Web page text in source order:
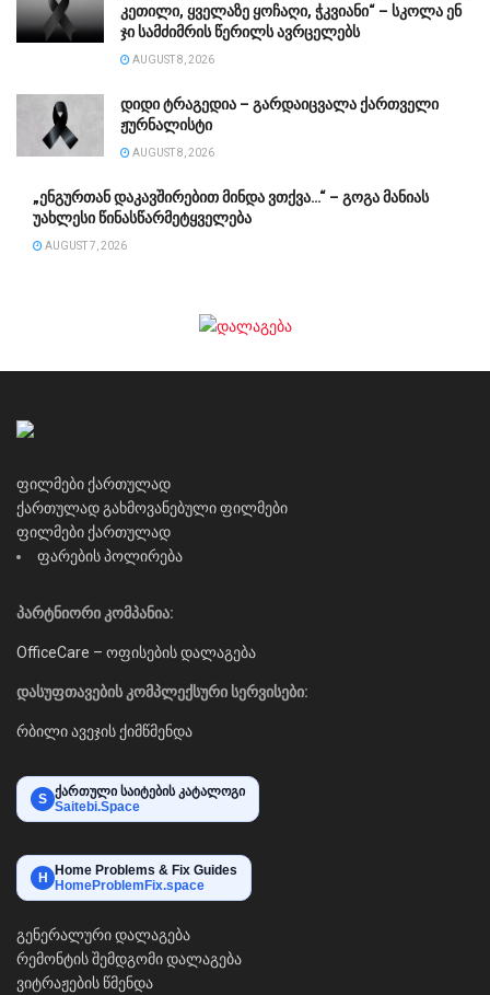
კეთილი, ყველაზე ყოჩაღი, ჭკვიანი“ – სკოლა ენ
ჯი სამძიმრის წერილს ავრცელებს
AUGUST 8, 2026
დიდი ტრაგედია – გარდაიცვალა ქართველი
ჟურნალისტი
AUGUST 8, 2026
„ენგურთან დაკავშირებით მინდა ვთქვა…“ – გოგა მანიას
უახლესი წინასწარმეტყველება
AUGUST 7, 2026
ფილმები ქართულად
ქართულად გახმოვანებული ფილმები
ფილმები ქართულად
ფარების პოლირება
პარტნიორი კომპანია:
OfficeCare – ოფისების დალაგება
დასუფთავების კომპლექსური სერვისები:
რბილი ავეჯის ქიმწმენდა
S ქართული საიტების კატალოგი
Saitebi.Space
H
Home Problems & Fix Guides
HomeProblemFix.space
გენერალური დალაგება
რემონტის შემდგომი დალაგება
ვიტრაჟების წმენდა